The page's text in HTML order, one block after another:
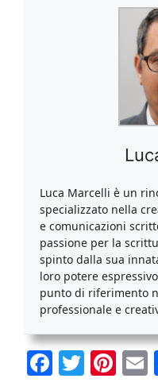
Luca Marcelli è un
specializzato nella
e comunicazioni
passione per la
spinto dalla sua
loro potere
punto di riferimento
professionale e
F
T
Pi